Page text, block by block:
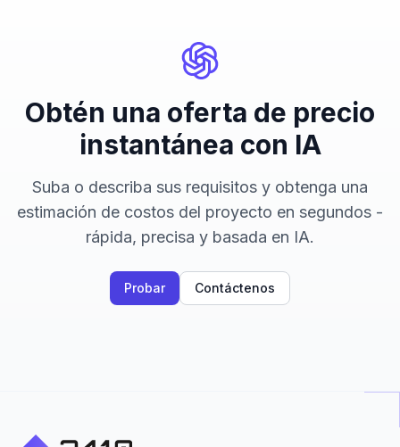
Obtén una oferta de precio
instantánea con IA
Suba o describa sus requisitos y obtenga una
estimación de costos del proyecto en segundos -
rápida, precisa y basada en IA.
Probar Contáctenos